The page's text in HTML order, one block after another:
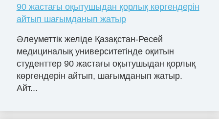
90 жастағы оқытушыдан қорлық көргендерін
айтып шағымданып жатыр
Әлеуметтік желіде Қазақстан-Ресей
медициналық университетінде оқитын
студенттер 90 жастағы оқытушыдан қорлық
көргендерін айтып, шағымданып жатыр.
Айт...